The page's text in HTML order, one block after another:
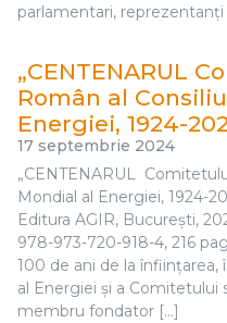
parlamentari, reprezentanți
„CENTENARUL
Român al
Energiei, 1924-
17 septembrie 2024
„CENTENARUL
Mondial al Energiei, 1924-
Editura AGIR, București,
978-973-720-918-4, 216
100 de ani de la înființarea,
al Energiei și a Comitetului
membru fondator […]